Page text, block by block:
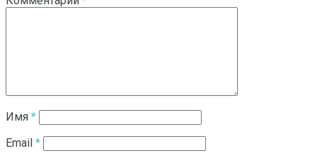
Имя *
Email *